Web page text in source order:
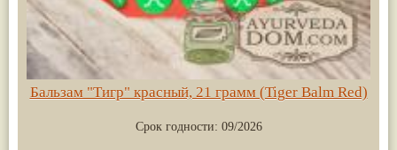
Бальзам "Тигр" красный, 21 грамм (Tiger Balm Red)
Срок годности: 09/2026